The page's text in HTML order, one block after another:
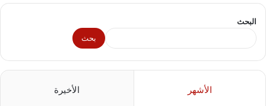
البحث
بحث
الأشهر الأخيرة